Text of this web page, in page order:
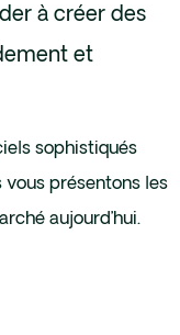
à créer des
et
sophistiqués
vous présentons les
aujourd’hui.